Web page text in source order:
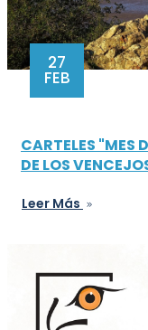
27
FEB
CARTELES "MES
DE LOS
Leer Más